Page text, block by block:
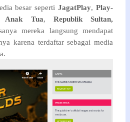
besar sepertiJagatPlay,Play-
Anak Tua, Republik Sultan,
mereka langsung mendapat
karena terdaftar sebagai media